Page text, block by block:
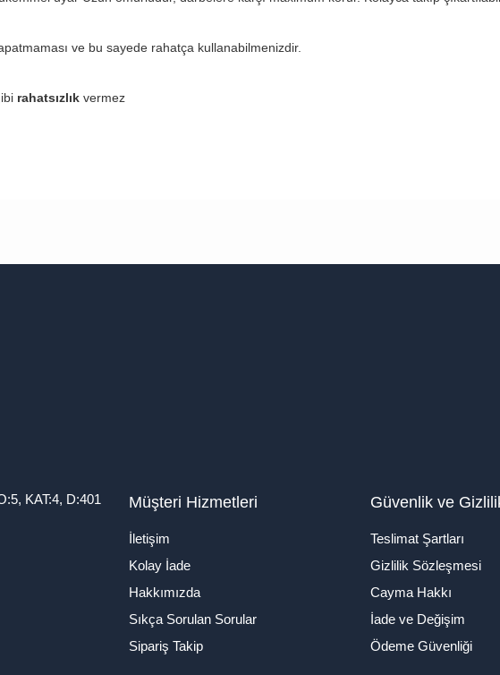
ve bu sayede rahatça kullanabilmenizdir.
rahatsızlık vermez
KAT:4, D:401
Müşteri Hizmetleri
İletişim
Kolay İade
Hakkımızda
Sıkça Sorulan Sorular
Sipariş Takip
Güvenlik ve
Teslimat Şartları
Gizlilik Sözleşmesi
Cayma Hakkı
İade ve Değişim
Ödeme Güvenliği